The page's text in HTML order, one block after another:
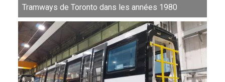
Tramways de Toronto dans les années 1980